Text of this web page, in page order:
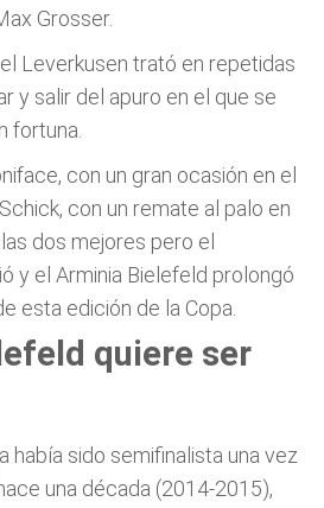
Grosser.
Leverkusen trató en repetidas
y salir del apuro en el que se
fortuna.
con un gran ocasión en el
con un remate al palo en
dos mejores pero el
y el Arminia Bielefeld prolongó
esta edición de la Copa.
quiere ser
había sido semifinalista una vez
una década (2014-2015),